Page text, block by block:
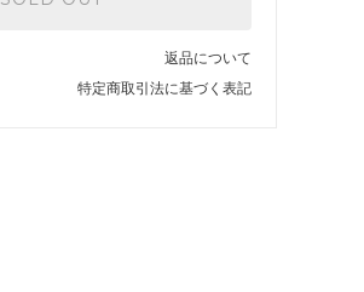
返品について
特定商取引法に基づく表記